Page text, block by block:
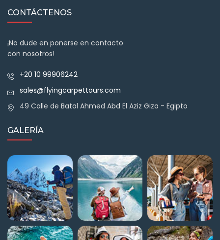
CONTÁCTENOS
¡No dude en ponerse en contacto
con nosotros!
+20 10 99906242
sales@flyingcarpettours.com
49 Calle de Batal Ahmed Abd El Aziz Giza - Egipto
GALERÍA